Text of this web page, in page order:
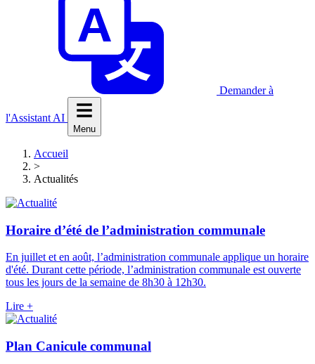
Demander à
l'Assistant AI
Menu
Accueil
>
Actualités
Horaire d’été de l’administration communale
En juillet et en août, l’administration communale applique un horaire
d'été. Durant cette période, l’administration communale est ouverte
tous les jours de la semaine de 8h30 à 12h30.
Lire +
Plan Canicule communal